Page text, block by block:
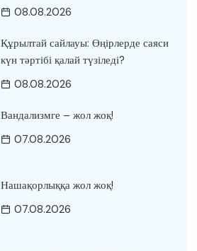
08.08.2026
Құрылтай сайлауы: Өңірлерде саяси
күн тәртібі қалай түзіледі?
08.08.2026
Вандализмге – жол жоқ!
07.08.2026
Нашақорлыққа жол жоқ!
07.08.2026